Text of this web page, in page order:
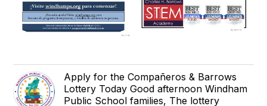
Apply for the Compañeros & Barrows
Lottery Today Good afternoon Windham
Public School families, The lottery